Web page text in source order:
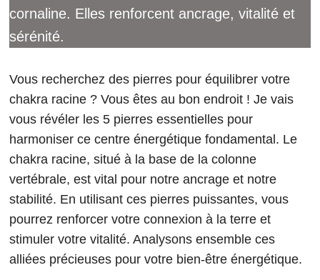
cornaline. Elles renforcent ancrage, vitalité et
sérénité.
Vous recherchez des pierres pour équilibrer votre
chakra racine ? Vous êtes au bon endroit ! Je vais
vous révéler les 5 pierres essentielles pour
harmoniser ce centre énergétique fondamental. Le
chakra racine, situé à la base de la colonne
vertébrale, est vital pour notre ancrage et notre
stabilité. En utilisant ces pierres puissantes, vous
pourrez renforcer votre connexion à la terre et
stimuler votre vitalité. Analysons ensemble ces
alliées précieuses pour votre bien-être énergétique.